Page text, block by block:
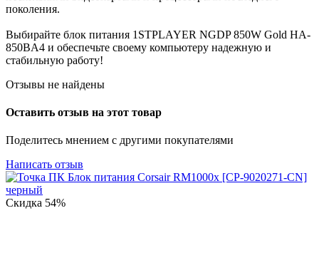
поколения.
Выбирайте блок питания 1STPLAYER NGDP 850W Gold HA-
850BA4 и обеспечьте своему компьютеру надежную и
стабильную работу!
Отзывы не найдены
Оставить отзыв на этот товар
Поделитесь мнением с другими покупателями
Написать отзыв
Скидка 54%